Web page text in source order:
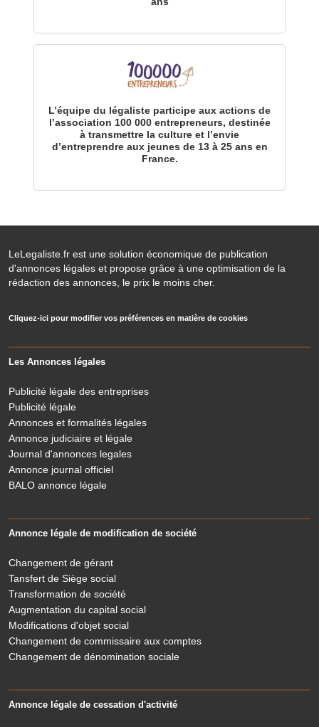
L’équipe du légaliste participe aux actions de
l’association 100 000 entrepreneurs, destinée
à transmettre la culture et l’envie
d’entreprendre aux jeunes de 13 à 25 ans en
France.
LeLegaliste.fr est une solution économique de publication
d'annonces légales et propose grâce à une optimisation de la
rédaction des annonces, le prix le moins cher.
Cliquez-ici pour modifier vos préférences en matière de cookies
Les Annonces légales
Publicité légale des entreprises
Publicité légale
Annonces et formalités légales
Annonce judiciaire et légale
Journal d'annonces legales
Annonce journal officiel
BALO annonce légale
Annonce légale de modification de société
Changement de gérant
Tansfert de Siège social
Transformation de société
Augmentation du capital social
Modifications d'objet social
Changement de commissaire aux comptes
Changement de dénomination sociale
Annonce légale de cessation d'activité